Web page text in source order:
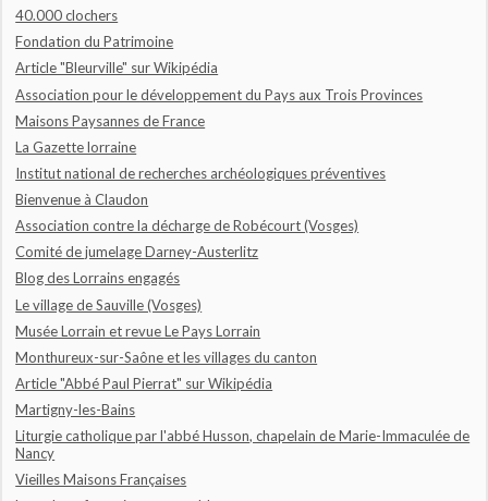
40.000 clochers
Fondation du Patrimoine
Article "Bleurville" sur Wikipédia
Association pour le développement du Pays aux Trois Provinces
Maisons Paysannes de France
La Gazette lorraine
Institut national de recherches archéologiques préventives
Bienvenue à Claudon
Association contre la décharge de Robécourt (Vosges)
Comité de jumelage Darney-Austerlitz
Blog des Lorrains engagés
Le village de Sauville (Vosges)
Musée Lorrain et revue Le Pays Lorrain
Monthureux-sur-Saône et les villages du canton
Article "Abbé Paul Pierrat" sur Wikipédia
Martigny-les-Bains
Liturgie catholique par l'abbé Husson, chapelain de Marie-Immaculée de
Nancy
Vieilles Maisons Françaises